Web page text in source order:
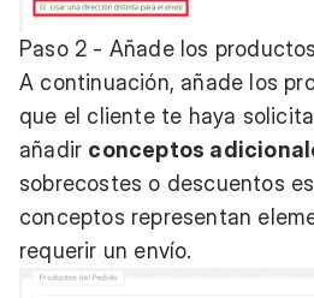
Paso 2 - Añade los productos
A continuación, añade los
que el cliente te haya
añadir conceptos
sobrecostes o descuentos
conceptos representan
requerir un envío.